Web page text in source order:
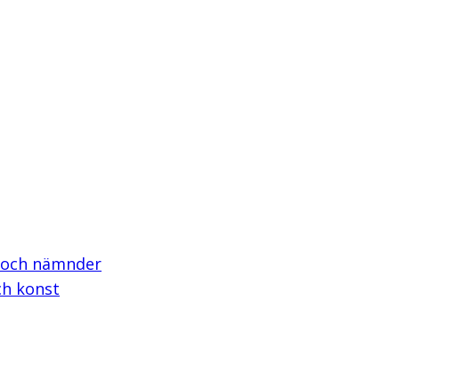
nämnder
konst